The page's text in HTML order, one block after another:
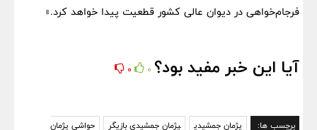
فرجام‌خواهی در دیوان عالی کشور قطعیت پیدا خواهد کرد.»
آیا این خبر مفید بود؟ 0
0
برچسب ها: پژمان جمشیدی پژمان جمشیدی بازیگر
حواشی پژمان